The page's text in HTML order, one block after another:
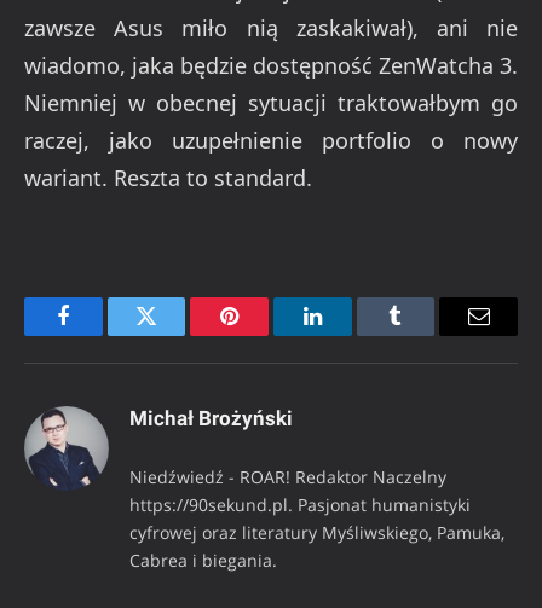
zawsze Asus miło nią zaskakiwał), ani nie
wiadomo, jaka będzie dostępność ZenWatcha 3.
Niemniej w obecnej sytuacji traktowałbym go
raczej, jako uzupełnienie portfolio o nowy
wariant. Reszta to standard.
FacebookTwitter Pinterest LinkedInTumblr Email
Michał Brożyński
Niedźwiedź - ROAR! Redaktor Naczelny
https://90sekund.pl. Pasjonat humanistyki
cyfrowej oraz literatury Myśliwskiego, Pamuka,
Cabrea i biegania.